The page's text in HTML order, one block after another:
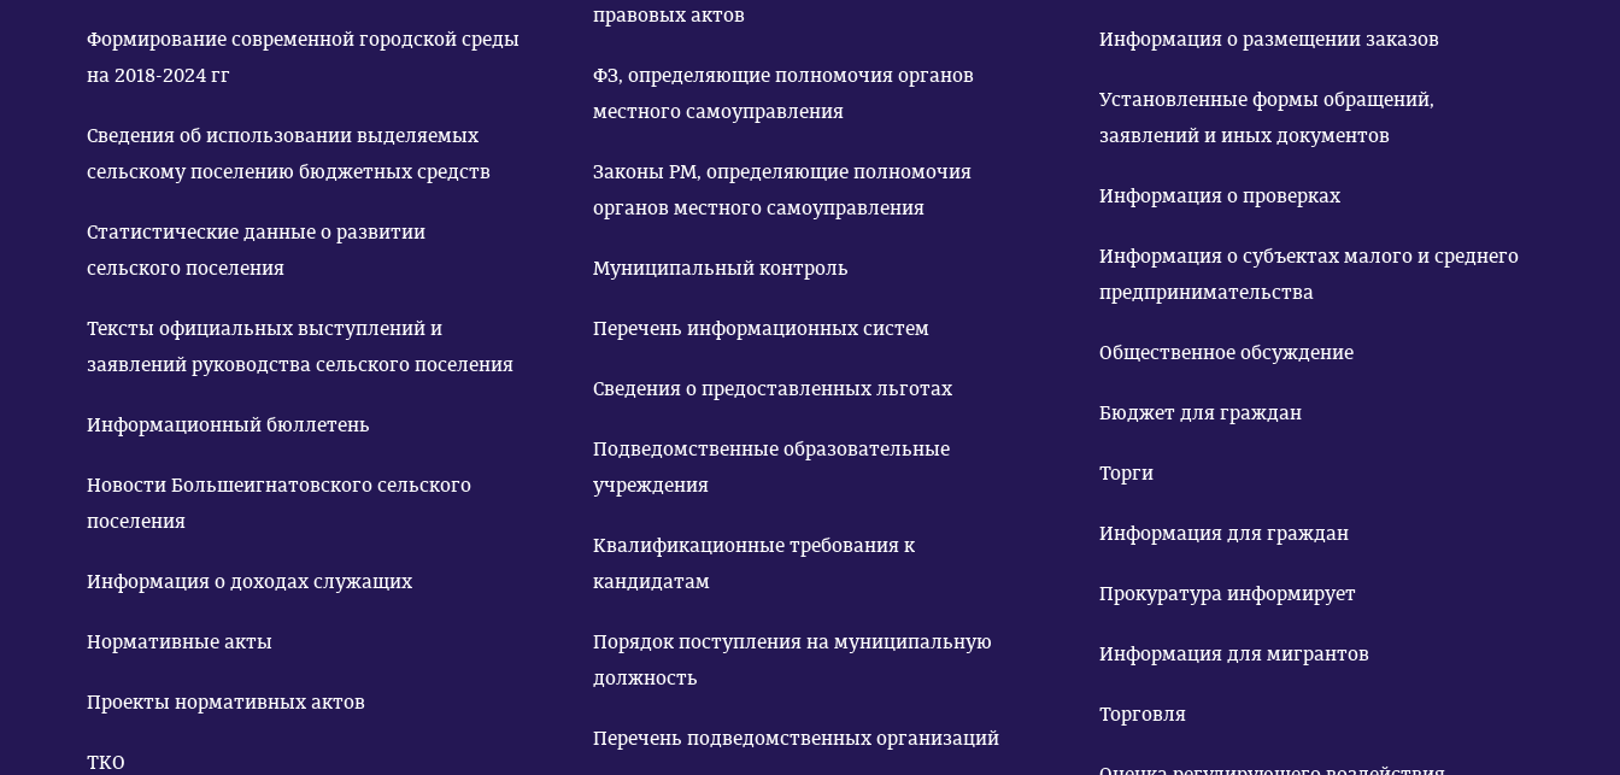
Формирование современной городской среды
на 2018-2024 гг
Сведения об использовании выделяемых
сельскому поселению бюджетных средств
Статистические данные о развитии
сельского поселения
Тексты официальных выступлений и
заявлений руководства сельского поселения
Информационный бюллетень
Новости Большеигнатовского сельского
поселения
Информация о доходах служащих
Нормативные акты
Проекты нормативных актов
ТКО
правовых актов
ФЗ, определяющие полномочия органов
местного самоуправления
Законы РМ, определяющие полномочия
органов местного самоуправления
Муниципальный контроль
Перечень информационных систем
Сведения о предоставленных льготах
Подведомственные образовательные
учреждения
Квалификационные требования к
кандидатам
Порядок поступления на муниципальную
должность
Перечень подведомственных организаций
Информация о размещении заказов
Установленные формы обращений,
заявлений и иных документов
Информация о проверках
Информация о субъектах малого и среднего
предпринимательства
Общественное обсуждение
Бюджет для граждан
Торги
Информация для граждан
Прокуратура информирует
Информация для мигрантов
Торговля